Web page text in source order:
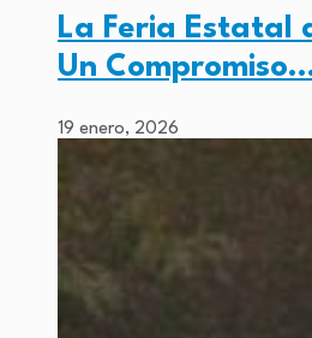
La Feria Estatal
Un
19 enero, 2026